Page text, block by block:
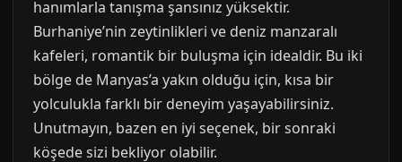
hanımlarla tanışma şansınız yüksektir.
Burhaniye’nin zeytinlikleri ve deniz manzaralı
kafeleri, romantik bir buluşma için idealdir. Bu iki
bölge de Manyas’a yakın olduğu için, kısa bir
yolculukla farklı bir deneyim yaşayabilirsiniz.
Unutmayın, bazen en iyi seçenek, bir sonraki
köşede sizi bekliyor olabilir.